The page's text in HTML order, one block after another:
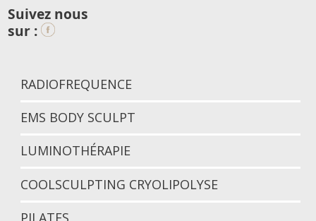
Suivez nous
sur :
RADIOFREQUENCE
EMS BODY SCULPT
LUMINOTHÉRAPIE
COOLSCULPTING CRYOLIPOLYSE
PILATES